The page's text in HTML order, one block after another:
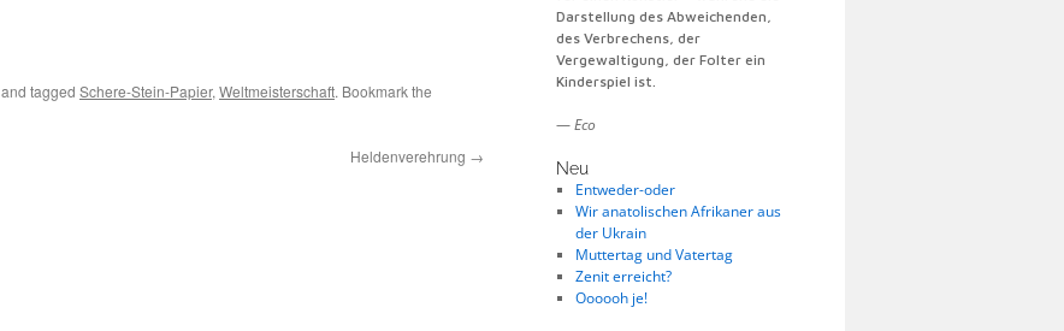
and tagged Schere-Stein-Papier, Weltmeisterschaft. Bookmark the
Heldenverehrung →
Darstellung des Abweichenden,
des Verbrechens, der
Vergewaltigung, der Folter ein
Kinderspiel ist.
—Eco
Neu
Entweder-oder
Wir anatolischen Afrikaner aus
der Ukrain
Muttertag und Vatertag
Zenit erreicht?
Oooooh je!